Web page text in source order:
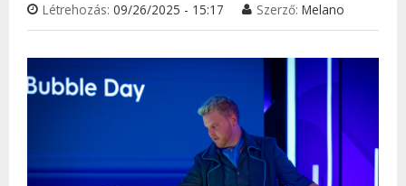
Létrehozás: 09/26/2025 - 15:17 Szerző: Melano